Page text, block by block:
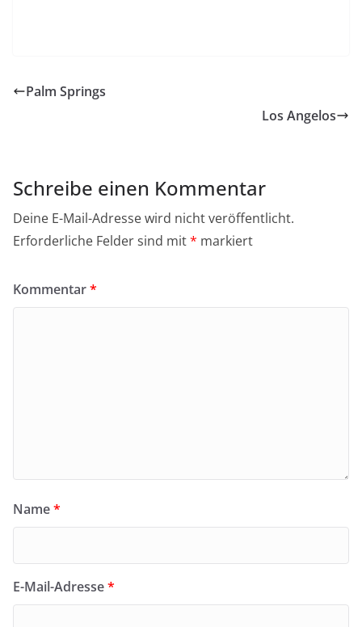
Palm Springs
Los Angelos
Schreibe einen Kommentar
Deine E-Mail-Adresse wird nicht veröffentlicht.
Erforderliche Felder sind mit* markiert
Kommentar*
Name*
E-Mail-Adresse*